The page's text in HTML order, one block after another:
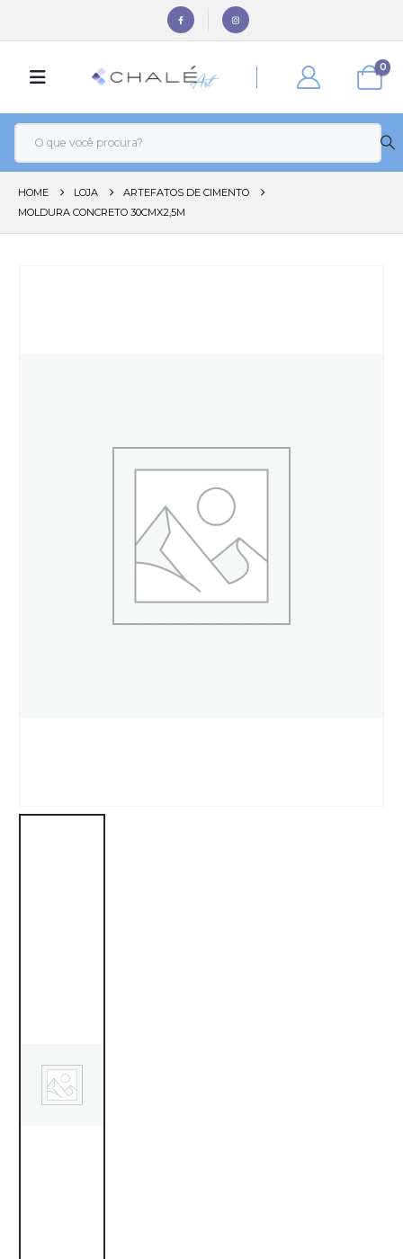
0
HOME LOJA
ARTEFATOS DE CIMENTO
MOLDURA CONCRETO 30CMX2,5M